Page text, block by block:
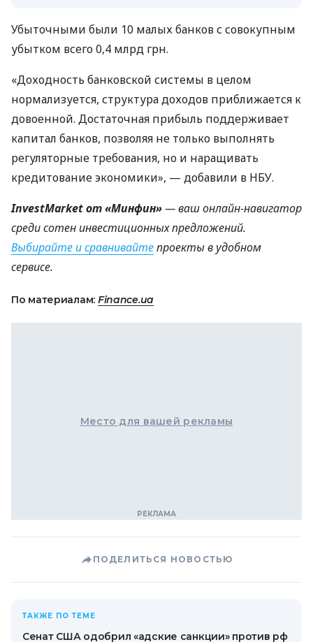
Убыточными были 10 малых банков с совокупным
убытком всего 0,4 млрд грн.
«Доходность банковской системы в целом
нормализуется, структура доходов приближается к
довоенной. Достаточная прибыль поддерживает
капитал банков, позволяя не только выполнять
регуляторные требования, но и наращивать
кредитование экономики», — добавили в НБУ.
InvestMarket от «Минфин»— ваш онлайн-навигатор
среди сотен инвестиционных предложений.
Выбирайте и сравнивайтепроекты в удобном
сервисе.
По материалам: Finance.ua
Место для вашей рекламы
ПОДЕЛИТЬСЯ НОВОСТЬЮ
ТАКЖЕ ПО ТЕМЕ
Сенат США одобрил «адские санкции» против рф